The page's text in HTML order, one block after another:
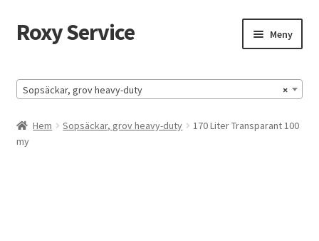
Hoppa
till
Hoppa
till
Roxy Service Meny
HUMOR-SIDA
×
Sopsäckar, grov heavy-duty
Hem Sopsäckar, grov heavy-duty
170 Liter Transparant 100
my